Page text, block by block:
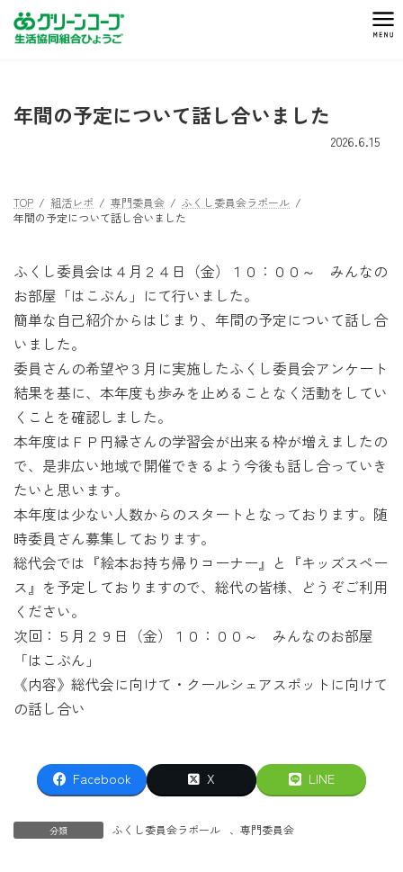
年間の予定について話し合いました
2026.6.15
TOP 組活レポ 専門委員会
ふくし委員会ラポール
年間の予定について話し合いました
ふくし委員会は４月２４日（金）１０：００～ みんなの
お部屋「はこぶん」にて行いました。
簡単な自己紹介からはじまり、年間の予定について話し合
いました。
委員さんの希望や３月に実施したふくし委員会アンケート
結果を基に、本年度も歩みを止めることなく活動をしてい
くことを確認しました。
本年度はＦＰ円縁さんの学習会が出来る枠が増えましたの
で、是非広い地域で開催できるよう今後も話し合っていき
たいと思います。
本年度は少ない人数からのスタートとなっております。随
時委員さん募集しております。
総代会では『絵本お持ち帰りコーナー』と『キッズスペー
ス』を予定しておりますので、総代の皆様、どうぞご利用
ください。
次回：５月２９日（金）１０：００～ みんなのお部屋
「はこぶん」
《内容》総代会に向けて・クールシェアスポットに向けて
の話し合い
Facebook X LINE
分類 ふくし委員会ラポール 、 専門委員会